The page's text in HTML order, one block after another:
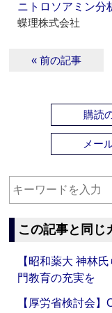
ニトロソアミン
蝶理株式会社
« 前の記事
購読
メー
この記事と同じ
【昭和薬大 神林
門教育の充実を
【厚労省検討会